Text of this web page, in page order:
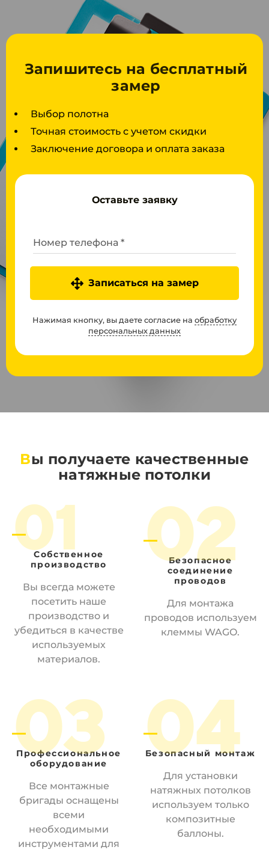
Запишитесь на бесплатный
замер
Выбор полотна
Точная стоимость с учетом скидки
Заключение договора и оплата заказа
Оставьте заявку
Номер телефона *
Записаться на замер
Нажимая кнопку, вы даете согласие на обработку
персональных данных
Вы получаете качественные
натяжные потолки
01
Собственное
производство
Вы всегда можете
посетить наше
производство и
убедиться в качестве
используемых
материалов.
02
Безопасное
соединение
проводов
Для монтажа
проводов используем
клеммы WAGO.
03
Профессиональное
оборудование
Все монтажные
бригады оснащены
всеми
необходимыми
инструментами для
04
Безопасный монтаж
Для установки
натяжных потолков
используем только
композитные
баллоны.